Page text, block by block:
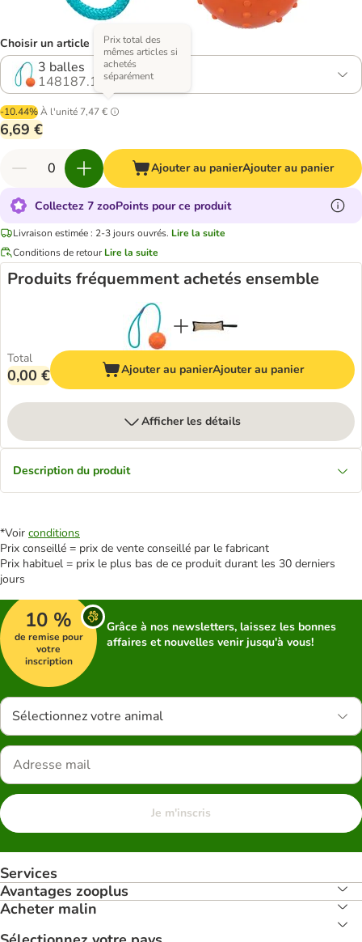
Choisir un article (2 variantes)
3 balles
148187.1
-10.44%À l'unité 7,47 €
Prix total des
mêmes articles si
achetés
séparément
6,69 €
Ajouter au panierAjouter au panier
Collectez 7 zooPoints pour ce produit
Livraison estimée : 2-3 jours ouvrés. Lire la suite
Conditions de retour Lire la suite
Produits fréquemment achetés ensemble
Total
0,00 € Ajouter au panierAjouter au panier
Afficher les détails
Description du produit
*Voir conditions
Prix conseillé = prix de vente conseillé par le fabricant
Prix habituel = prix le plus bas de ce produit durant les 30 derniers
jours
10 %
de remise pour
votre
inscription
Grâce à nos newsletters, laissez les bonnes
affaires et nouvelles venir jusqu'à vous!
Sélectionnez votre animal
Je m'inscris
Services
Avantages zooplus
Acheter malin